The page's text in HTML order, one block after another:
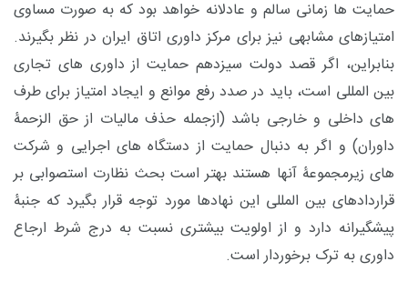
حمایت ها زمانی سالم و عادلانه خواهد بود که به صورت مساوی
امتیازهای مشابهی نیز برای مرکز داوری اتاق ایران در نظر بگیرند.
بنابراین، اگر قصد دولت سیزدهم حمایت از داوری های تجاری
بین المللی است، باید در صدد رفع موانع و ایجاد امتیاز برای طرف
های داخلی و خارجی باشد (ازجمله حذف مالیات از حق الزحمۀ
داوران) و اگر به دنبال حمایت از دستگاه های اجرایی و شرکت
های زیرمجموعۀ آنها هستند بهتر است بحث نظارت استصوابی بر
قراردادهای بین المللی این نهادها مورد توجه قرار بگیرد که جنبۀ
پیشگیرانه دارد و از اولویت بیشتری نسبت به درج شرط ارجاع
داوری به ترک برخوردار است.